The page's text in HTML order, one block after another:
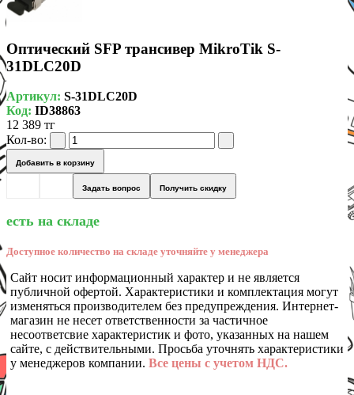
Оптический SFP трансивер MikroTik S-
31DLC20D
Артикул: S-31DLC20D
Код: ID38863
12 389 тг
Кол-во:
Добавить в корзину
Задать вопрос Получить скидку
есть на складе
Доступное количество на складе уточняйте у менеджера
Сайт носит информационный характер и не является
публичной офертой. Характеристики и комплектация могут
изменяться производителем без предупреждения. Интернет-
магазин не несет ответственности за частичное
несоответсвие характеристик и фото, указанных на нашем
сайте, с действительными. Просьба уточнять характеристики
у менеджеров компании. Все цены с учетом НДС.